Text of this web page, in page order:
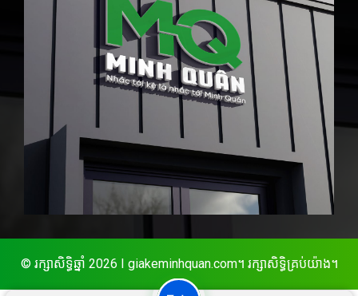
© រក្សាសិទ្ធិឆ្នាំ 2026 I giakeminhquan.com។ រក្សាសិទ្ធិគ្រប់យ៉ាង។